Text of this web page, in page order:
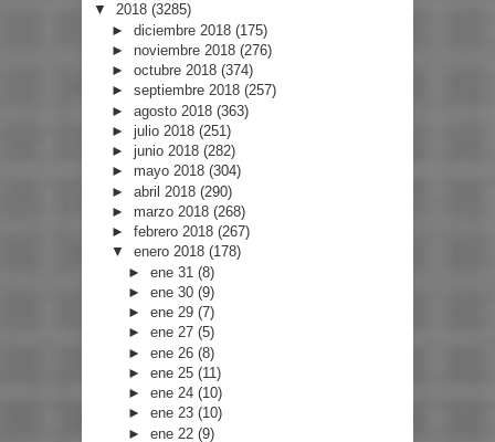
▼ 2018 (3285)
► diciembre 2018 (175)
► noviembre 2018 (276)
► octubre 2018 (374)
► septiembre 2018 (257)
► agosto 2018 (363)
► julio 2018 (251)
► junio 2018 (282)
► mayo 2018 (304)
► abril 2018 (290)
► marzo 2018 (268)
► febrero 2018 (267)
▼ enero 2018 (178)
►ene 31(8)
►ene 30(9)
►ene 29(7)
►ene 27(5)
►ene 26(8)
►ene 25(11)
►ene 24(10)
►ene 23(10)
►ene 22(9)